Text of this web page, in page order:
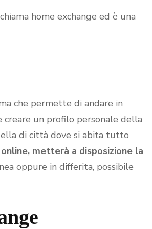
home exchange ed è una
che permette di andare in
creare un profilo personale della
di città dove si abita tutto
metterà a disposizione la
oppure in differita, possibile